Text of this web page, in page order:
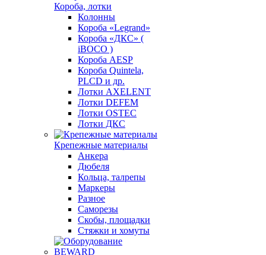
Короба, лотки
Колонны
Короба «Legrand»
Короба «ДКС» (
iBOCO )
Короба AESP
Короба Quintela,
PLCD и др.
Лотки AXELENT
Лотки DEFEM
Лотки OSTEC
Лотки ДКС
Крепежные материалы
Анкера
Дюбеля
Кольца, талрепы
Маркеры
Разное
Саморезы
Скобы, площадки
Стяжки и хомуты